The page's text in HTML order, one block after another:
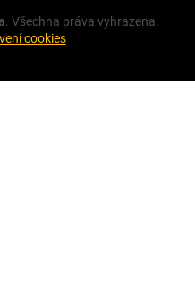
. Všechna práva vyhrazena.
cookies